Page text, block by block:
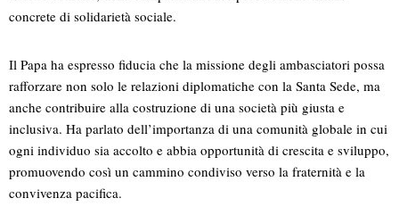
concrete di solidarietà sociale.
Il Papa ha espresso fiducia che la missione degli ambasciatori possa
rafforzare non solo le relazioni diplomatiche con la Santa Sede, ma
anche contribuire alla costruzione di una società più giusta e
inclusiva. Ha parlato dell’importanza di una comunità globale in cui
ogni individuo sia accolto e abbia opportunità di crescita e sviluppo,
promuovendo così un cammino condiviso verso la fraternità e la
convivenza pacifica.